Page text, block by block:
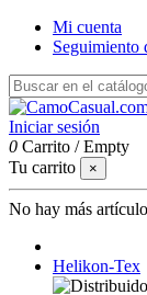
Mi cuenta
Seguimiento
Iniciar sesión
0 Carrito /Empty
Tu carrito
×
No hay más
Helikon-Tex